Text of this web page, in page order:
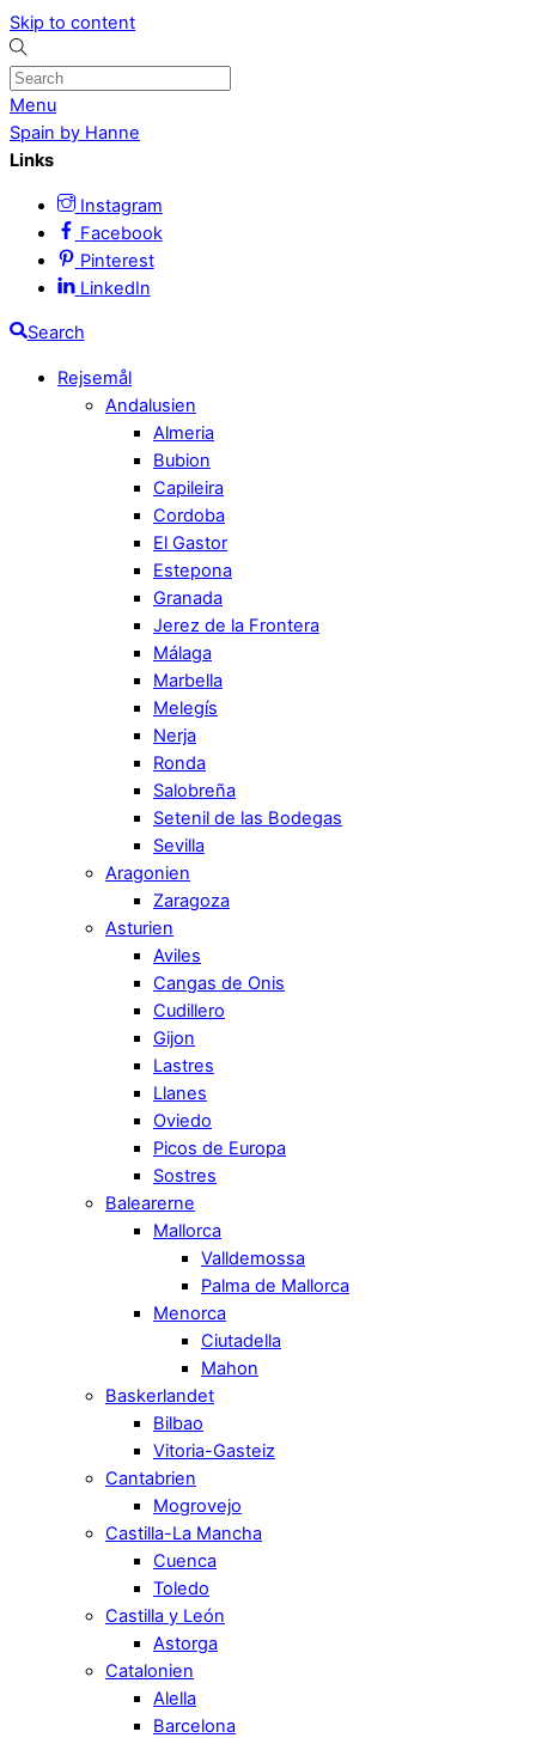
Skip to content
Menu
Spain by Hanne
Links
Instagram
Facebook
Pinterest
LinkedIn
Search
Rejsemål
Andalusien
Almeria
Bubion
Capileira
Cordoba
El Gastor
Estepona
Granada
Jerez de la Frontera
Málaga
Marbella
Melegís
Nerja
Ronda
Salobreña
Setenil de las Bodegas
Sevilla
Aragonien
Zaragoza
Asturien
Aviles
Cangas de Onis
Cudillero
Gijon
Lastres
Llanes
Oviedo
Picos de Europa
Sostres
Balearerne
Mallorca
Valldemossa
Palma de Mallorca
Menorca
Ciutadella
Mahon
Baskerlandet
Bilbao
Vitoria-Gasteiz
Cantabrien
Mogrovejo
Castilla-La Mancha
Cuenca
Toledo
Castilla y León
Astorga
Catalonien
Alella
Barcelona